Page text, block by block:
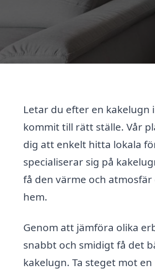
Letar du efter en kakelugn
kommit till rätt ställe. Vår
dig att enkelt hitta lokala
specialiserar sig på
få den värme och
hem.
Genom att jämföra olika
snabbt och smidigt få det
kakelugn. Ta steget mot